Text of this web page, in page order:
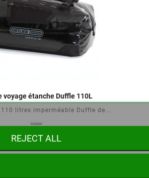
voyage étanche Duffle 110L
110 litres imperméable Duffle de...
REJECT ALL